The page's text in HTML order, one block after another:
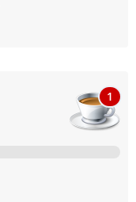
1